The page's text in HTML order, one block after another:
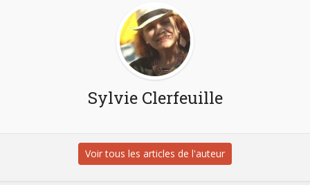
Sylvie Clerfeuille
Voir tous les articles de l'auteur